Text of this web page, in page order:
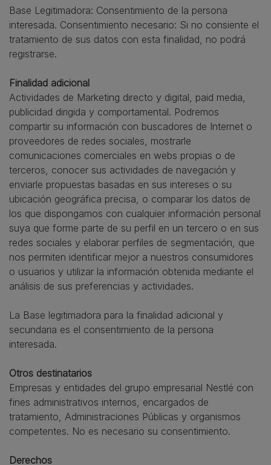
Base Legitimadora: Consentimiento de la persona
interesada. Consentimiento necesario: Si no consiente el
tratamiento de sus datos con esta finalidad, no podrá
registrarse.
Finalidad adicional
Actividades de Marketing directo y digital, paid media,
publicidad dirigida y comportamental. Podremos
compartir su información con buscadores de Internet o
proveedores de redes sociales, mostrarle
comunicaciones comerciales en webs propias o de
terceros, conocer sus actividades de navegación y
enviarle propuestas basadas en sus intereses o su
ubicación geográfica precisa, o comparar los datos de
los que dispongamos con cualquier información personal
suya que forme parte de su perfil en un tercero o en sus
redes sociales y elaborar perfiles de segmentación, que
nos permiten identificar mejor a nuestros consumidores
o usuarios y utilizar la información obtenida mediante el
análisis de sus preferencias y actividades.
La Base legitimadora para la finalidad adicional y
secundaria es el consentimiento de la persona
interesada.
Otros destinatarios
Empresas y entidades del grupo empresarial Nestlé con
fines administrativos internos, encargados de
tratamiento, Administraciones Públicas y organismos
competentes. No es necesario su consentimiento.
Derechos